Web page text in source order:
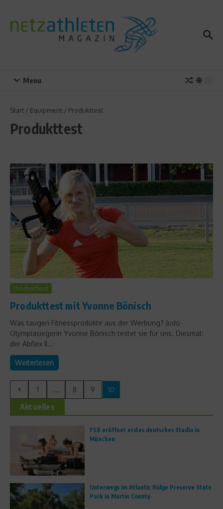
Menu
Start / Equipment / Produkttest
Produkttest
Produkttest
Produkttest mit Yvonne Bönisch
Was taugen Fitnessprodukte aus der Werbung? Judo-
Olympiasiegerin Yvonne Bönisch testet sie für uns. Diesmal:
der Abflex II...
Weiterlesen
1 ... 8 9 10
Aktuelles
FS8 eröffnet erstes deutsches Studio in
München
Unterwegs im Atlantic Ridge Preserve State
Park in Martin County